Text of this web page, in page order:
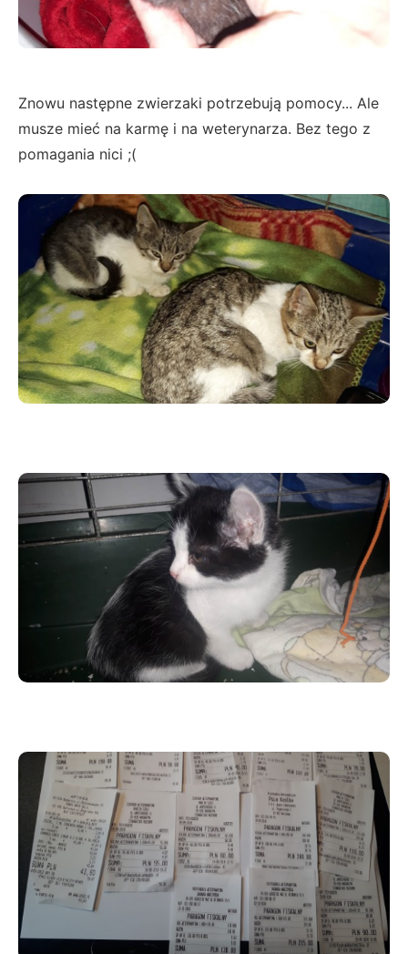
Znowu następne zwierzaki potrzebują pomocy... Ale
musze mieć na karmę i na weterynarza. Bez tego z
pomagania nici ;(